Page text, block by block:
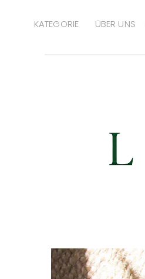
KATEGORIE ÜBER UNS